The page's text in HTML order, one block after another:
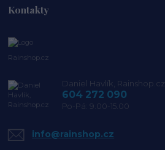
Kontakty
Rainshop.cz
Daniel Havlík, Rainshop.cz
604 272 090
Po-Pá: 9.00-15.00
info@rainshop.cz